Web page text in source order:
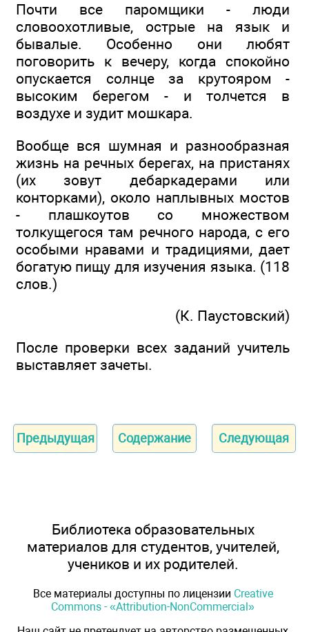
Почти все паромщики - люди
словоохотливые, острые на язык и
бывалые. Особенно они любят
поговорить к вечеру, когда спокойно
опускается солнце за крутояром -
высоким берегом - и толчется в
воздухе и зудит мошкара.
Вообще вся шумная и разнообразная
жизнь на речных берегах, на пристанях
(их зовут дебаркадерами или
конторками), около наплывных мостов
- плашкоутов со множеством
толкущегося там речного народа, с его
особыми нравами и традициями, дает
богатую пищу для изучения языка. (118
слов.)
(К. Паустовский)
После проверки всех заданий учитель
выставляет зачеты.
Предыдущая Содержание Следующая
Библиотека образовательных
материалов для студентов, учителей,
учеников и их родителей.
Все материалы доступны по лицензии Creative
Commons - «Attribution-NonCommercial»